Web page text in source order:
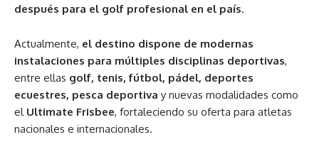
después para el golf profesional en el país.
Actualmente, el destino dispone de modernas
instalaciones para múltiples disciplinas deportivas,
entre ellas golf, tenis, fútbol, pádel, deportes
ecuestres, pesca deportiva y nuevas modalidades como
el Ultimate Frisbee, fortaleciendo su oferta para atletas
nacionales e internacionales.